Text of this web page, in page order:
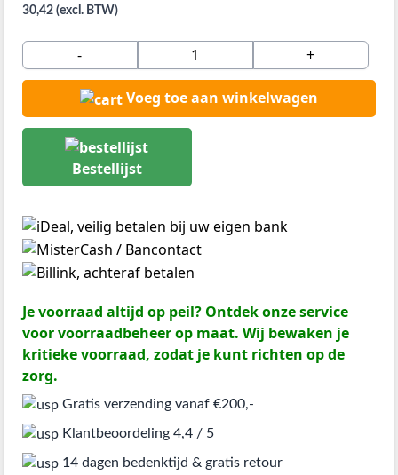
30,42 (excl. BTW)
- +
Voeg toe aan winkelwagen
Bestellijst
Je voorraad altijd op peil? Ontdek onze service
voor voorraadbeheer op maat. Wij bewaken je
kritieke voorraad, zodat je kunt richten op de
zorg.
Gratis verzending vanaf €200,-
Klantbeoordeling 4,4 / 5
14 dagen bedenktijd & gratis retour